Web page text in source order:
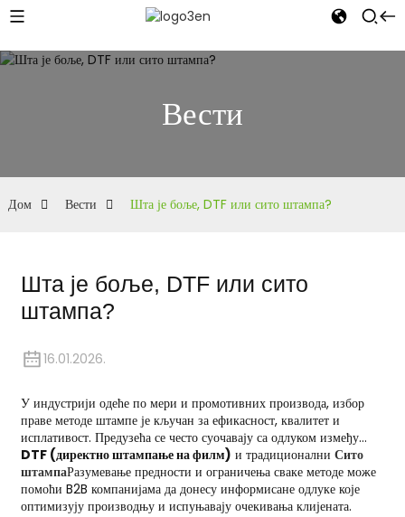
Вести
Дом Вести Шта је боље, DTF или сито штампа?
Шта је боље, DTF или сито
штампа?
16.01.2026.
У индустрији одеће по мери и промотивних производа, избор
праве методе штампе је кључан за ефикасност, квалитет и
исплативост. Предузећа се често суочавају са одлуком између...
DTF (директно штампање на филм) и традиционални Сито
штампаРазумевање предности и ограничења сваке методе може
помоћи B2B компанијама да донесу информисане одлуке које
оптимизују производњу и испуњавају очекивања клијената.